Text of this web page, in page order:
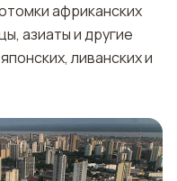
африканских
азиаты и другие
ливанских и